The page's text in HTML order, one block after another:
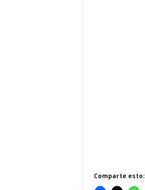
Comparte esto: